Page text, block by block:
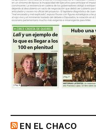
EN EL CHACO